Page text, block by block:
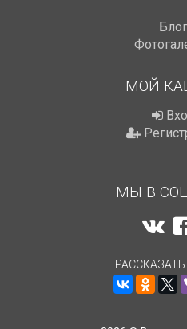
Блог
МОЙ
МЫ В